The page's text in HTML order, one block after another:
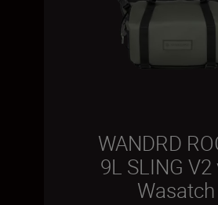
WANDRD
9L SLING
Wasatch